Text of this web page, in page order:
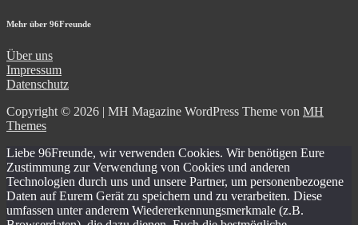
Mehr über 96Freunde
Über uns
Impressum
Datenschutz
Copyright © 2026 | MH Magazine WordPress Theme von MH
Themes
Liebe 96Freunde, wir verwenden Cookies. Wir benötigen Eure
Zustimmung zur Verwendung von Cookies und anderen
Technologien durch uns und unsere Partner, um personenbezogene
Daten auf Eurem Gerät zu speichern und zu verarbeiten. Diese
umfassen unter anderem Wiedererkennungsmerkmale (z.B.